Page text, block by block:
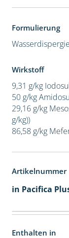
Formulierung
Wirkstoff
9,31 g/kg
50 g/kg
29,16 g/kg
g/kg))
86,58 g/kg
Artikelnummer
in Pacifica
Enthalten in